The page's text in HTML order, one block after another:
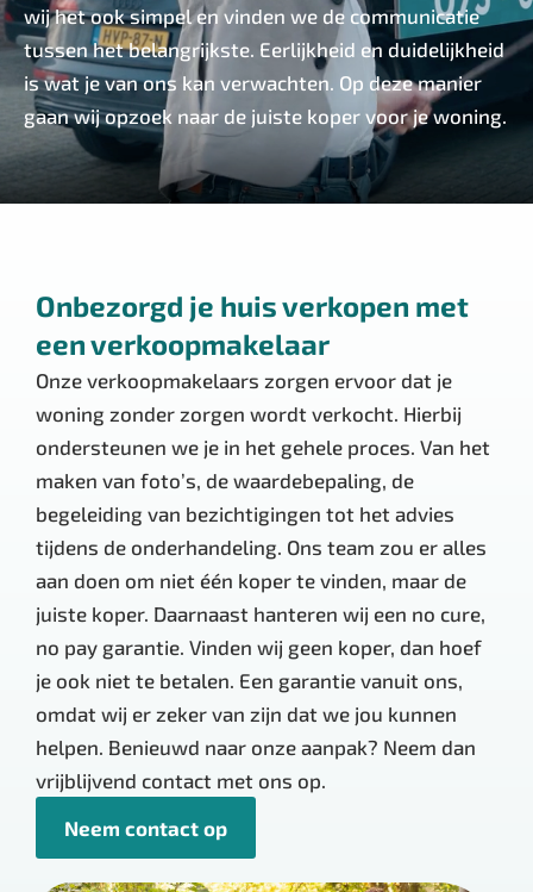
wij het ook simpel en vinden we de communicatie
tussen het belangrijkste. Eerlijkheid en duidelijkheid
is wat je van ons kan verwachten. Op deze manier
gaan wij opzoek naar de juiste koper voor je woning.
Onbezorgd je huis verkopen met
een verkoopmakelaar
Onze verkoopmakelaars zorgen ervoor dat je
woning zonder zorgen wordt verkocht. Hierbij
ondersteunen we je in het gehele proces. Van het
maken van foto’s, de waardebepaling, de
begeleiding van bezichtigingen tot het advies
tijdens de onderhandeling. Ons team zou er alles
aan doen om niet één koper te vinden, maar de
juiste koper. Daarnaast hanteren wij een no cure,
no pay garantie. Vinden wij geen koper, dan hoef
je ook niet te betalen. Een garantie vanuit ons,
omdat wij er zeker van zijn dat we jou kunnen
helpen. Benieuwd naar onze aanpak? Neem dan
vrijblijvend contact met ons op.
Neem contact op